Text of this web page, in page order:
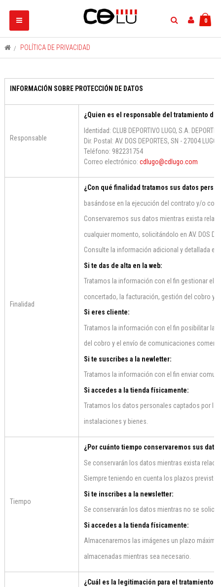
Navegación
Toggle
0
> POLÍTICA DE PRIVACIDAD
INFORMACIÓN SOBRE PROTECCIÓN DE DATOS
Responsable
¿Quien es el responsable del tratamiento de
Identidad: CLUB DEPORTIVO LUGO, S.A.
Dir. Postal: AV. DOS DEPORTES, SN - 27004 LUGO
Teléfono: 982231754
Correo electrónico: cdlugo@cdlugo.com
Finalidad
¿Con qué finalidad tratamos sus datos
basándose en la ejecución del contrato y/o
Conservaremos sus datos mientras exista
cualquier momento, solicitándolo en AV. DOS
Consulte la información adicional y detallada en
Si te das de alta en la web:
Tratamos la información con el fin gestionar el
concertado, la facturación, gestión del cobro y
Si eres cliente:
Tratamos la información con el fin posibilitar la
del cobro y el envío de comunicaciones
Si te suscribes a la newletter:
Tratamos la información con el fin enviar
Si accedes a la tienda físicamente:
Tratamos los datos personales captados por
instalaciones y bienes.
Tiempo
¿Por cuánto tiempo conservaremos sus
Se conservarán los datos mientras exista
Siempre teniendo en cuenta los plazos
Si te inscribes a la newsletter:
Se conservarán los datos mientras no se
Si accedes a la tienda físicamente:
Almacenaremos las imágenes un plazo
almacenadas mientras sea necesario.
¿Cuál es la legitimación para el tratamiento